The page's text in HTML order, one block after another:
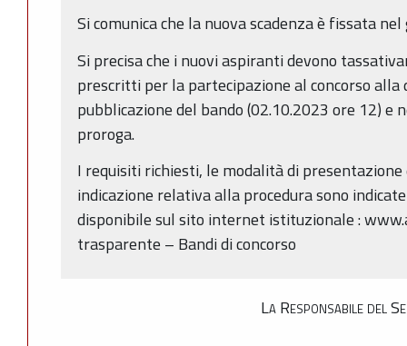
Si comunica che la nuova scadenza è fissata
Si precisa che i nuovi aspiranti devono
prescritti per la partecipazione al concorso alla
pubblicazione del bando (02.10.2023 ore 12) e
proroga.
I requisiti richiesti, le modalità di
indicazione relativa alla procedura sono
disponibile sul sito internet istituzionale :
trasparente – Bandi di concorso
La Responsabile del